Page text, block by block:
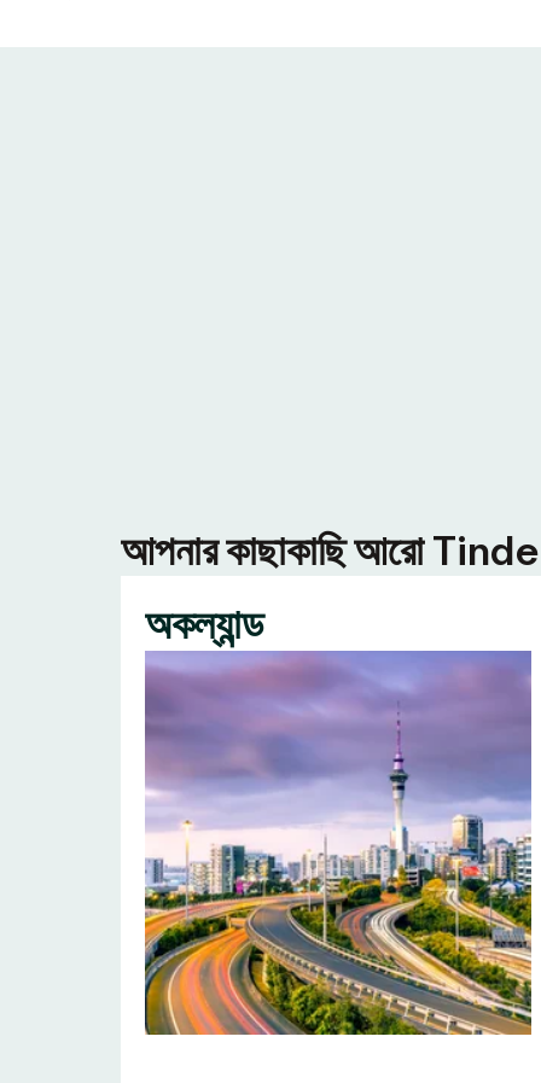
আপনার কাছাকাছি আরো
অকল্যান্ড